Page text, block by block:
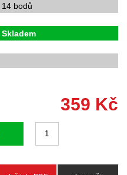
14 bodů
Skladem
359 Kč